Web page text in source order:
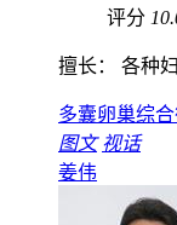
评分
擅长： 各种
多囊卵巢综
图文 视话
姜伟